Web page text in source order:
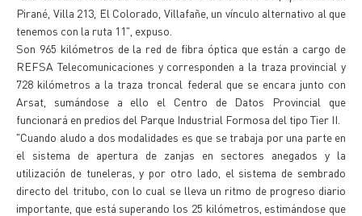
Pirané, Villa 213, El Colorado, Villafañe, un vínculo alternativo al que
tenemos con la ruta 11", expuso.
Son 965 kilómetros de la red de fibra óptica que están a cargo de
REFSA Telecomunicaciones y corresponden a la traza provincial y
728 kilómetros a la traza troncal federal que se encara junto con
Arsat, sumándose a ello el Centro de Datos Provincial que
funcionará en predios del Parque Industrial Formosa del tipo Tier II.
"Cuando aludo a dos modalidades es que se trabaja por una parte en
el sistema de apertura de zanjas en sectores anegados y la
utilización de tuneleras, y por otro lado, el sistema de sembrado
directo del tritubo, con lo cual se lleva un ritmo de progreso diario
importante, que está superando los 25 kilómetros, estimándose que